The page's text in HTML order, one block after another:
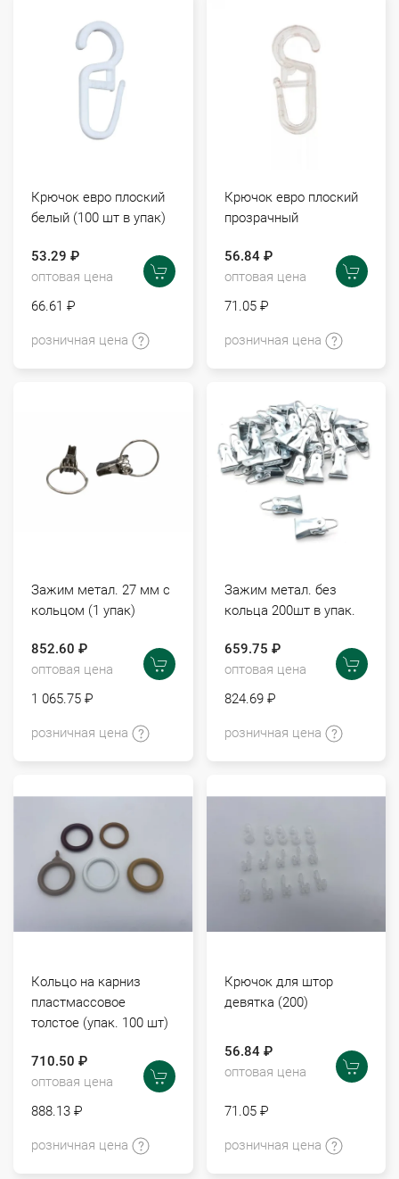
Крючок евро плоский
белый (100 шт в упак)
53.29 ₽
оптовая цена
66.61 ₽
розничная цена
Крючок евро плоский
прозрачный
56.84 ₽
оптовая цена
71.05 ₽
розничная цена
Зажим метал. 27 мм с
кольцом (1 упак)
852.60 ₽
оптовая цена
1 065.75 ₽
розничная цена
Зажим метал. без
кольца 200шт в упак.
659.75 ₽
оптовая цена
824.69 ₽
розничная цена
Кольцо на карниз
пластмассовое
толстое (упак. 100 шт)
710.50 ₽
оптовая цена
888.13 ₽
розничная цена
Крючок для штор
девятка (200)
56.84 ₽
оптовая цена
71.05 ₽
розничная цена